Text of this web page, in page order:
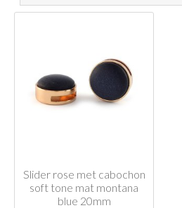
Slider rose met cabochon
soft tone mat montana
blue 20mm